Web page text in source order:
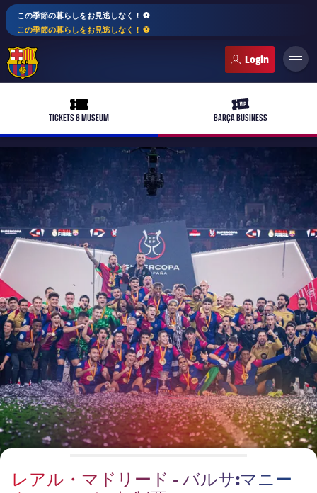
この季節の暮らしをお見逃しなく！ ⚽️
この季節の暮らしをお見逃しなく！ ⚽️
ticket-full
TICKETS & MUSEUM
ticket-vip
BARÇA BUSINESS
plusicon
label.aria.plus
バルサアカデミー
label.aria.plus
10年毎
会長
レジェンド
監督
plusicon
label.aria.plus
プレスパス
Facilities
PLUSICON
LABEL.ARIA.PLUS
トップチーム
女子サッカー
plusicon
label.aria.plus
スケジュール
チケット
結果
順位表
バルサAtlètic
plusicon
label.aria.plus
スケジュール
チケット
結果
順位表
PLUSICON
LABEL.ARIA.PLUS
トップチーム
plusicon
label.aria.plus
スケジュール
チケット
結果
PLUSICON
LABEL.ARIA.PLUS
トップチーム
スケジュール
レアル・マドリード - バルサ:マニー